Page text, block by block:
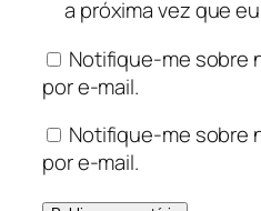
a próxima vez que
Notifique-me sobre
por e-mail.
Notifique-me sobre
por e-mail.